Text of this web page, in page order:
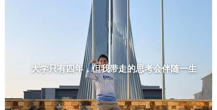
大学只有四年，但我带走的思考会伴随一生